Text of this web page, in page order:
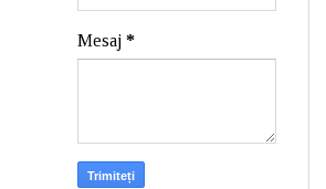
Mesaj *